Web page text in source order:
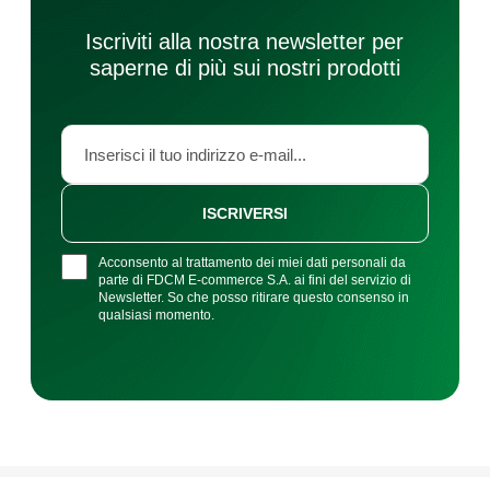
Iscriviti alla nostra newsletter per
saperne di più sui nostri prodotti
Acconsento al trattamento dei miei dati personali da
parte di FDCM E-commerce S.A. ai fini del servizio di
Newsletter. So che posso ritirare questo consenso in
qualsiasi momento.
ISCRIVERSI